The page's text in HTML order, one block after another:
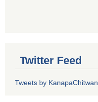
Twitter Feed
Tweets by KanapaChitwan